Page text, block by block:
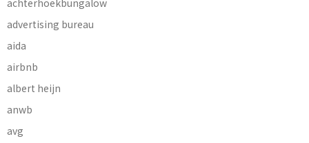
advertising bureau
aida
airbnb
albert heijn
anwb
avg